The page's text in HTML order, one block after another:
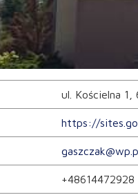
ul. Kościelna
https://
+48614472928